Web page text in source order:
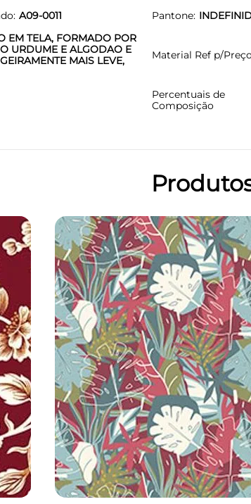
A09-0011 Pantone
EM TELA, FORMADO POR
URDUME E ALGODAO E
MAIS LEVE,
Material Ref p/
Percentuais de
Composição